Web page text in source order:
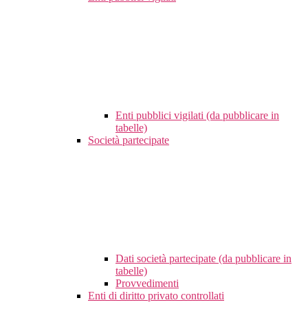
Enti pubblici vigilati (da pubblicare in
tabelle)
Società partecipate
Dati società partecipate (da pubblicare in
tabelle)
Provvedimenti
Enti di diritto privato controllati